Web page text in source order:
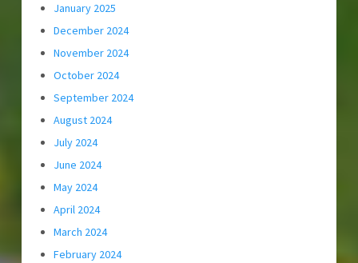
January 2025
December 2024
November 2024
October 2024
September 2024
August 2024
July 2024
June 2024
May 2024
April 2024
March 2024
February 2024